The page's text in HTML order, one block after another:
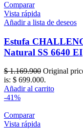
Comparar
Vista rápida
Añadir a lista de deseos
Estufa
Natural SS 6640 EI
$1.169.900 Original
is: $ 699.000.
Añadir al carrito
-41%
Comparar
Vista rápida